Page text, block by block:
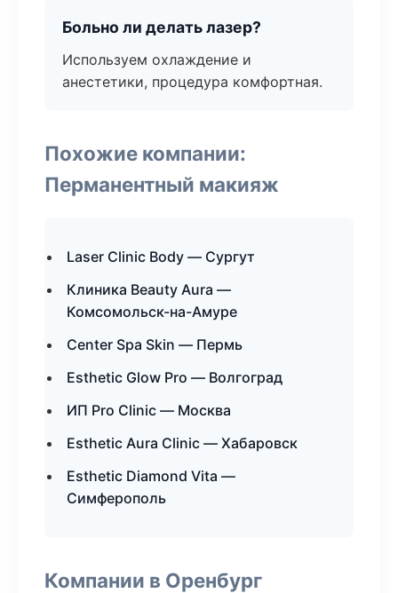
Больно ли делать лазер?
Используем охлаждение и
анестетики, процедура комфортная.
Похожие компании:
Перманентный макияж
Laser Clinic Body — Сургут
Клиника Beauty Aura —
Комсомольск-на-Амуре
Center Spa Skin — Пермь
Esthetic Glow Pro — Волгоград
ИП Pro Clinic — Москва
Esthetic Aura Clinic — Хабаровск
Esthetic Diamond Vita —
Симферополь
Компании в Оренбург